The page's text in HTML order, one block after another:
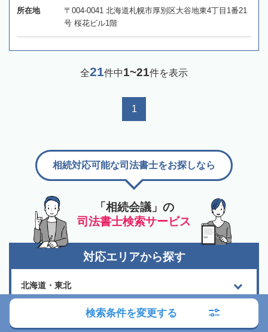
所在地
〒004-0041 北海道札幌市厚別区大谷地東4丁目1番21
号 桜花ビル1階
全21件中1~21件を表示
1
「相続会議」の
司法書士検索サービス
相続対応可能な司法書士をお探しなら
対応エリアから探す
北海道・東北
検索条件を変更する